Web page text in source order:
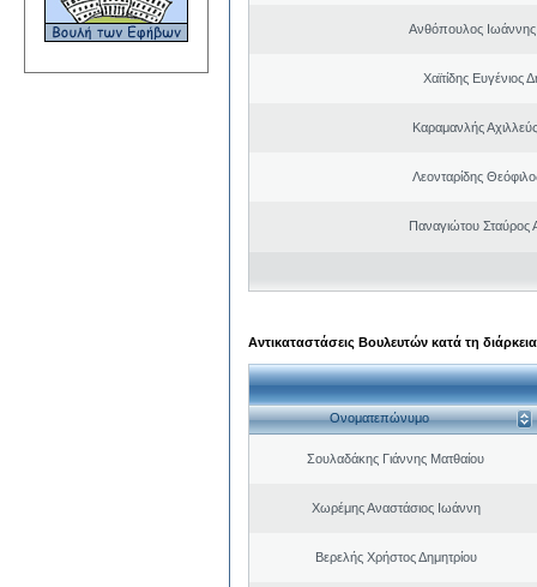
Ανθόπουλος Ιωάννης
Χαϊτίδης Ευγένιος
Καραμανλής
Λεονταρίδης
Παναγιώτου Σταύρος
Αντικαταστάσεις Βουλευτών κατά τη
Ονοματεπώνυμο
Σουλαδάκης Γιάννης Ματθαίου
Χωρέμης Αναστάσιος Ιωάννη
Βερελής Χρήστος Δημητρίου